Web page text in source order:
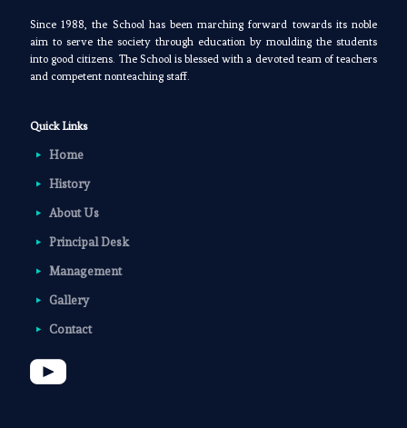
Since 1988, the School has been marching forward towards its noble
aim to serve the society through education by moulding the students
into good citizens. The School is blessed with a devoted team of teachers
and competent nonteaching staff.
Quick Links
Home
History
About Us
Principal Desk
Management
Gallery
Contact